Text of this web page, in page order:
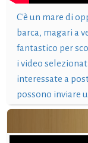
C'è un mare di
barca, magari a
fantastico per
i video
interessate a
possono inviare